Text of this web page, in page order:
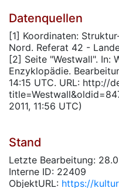
Datenquellen
[1] Koordinaten:
Nord. Referat 42 -
[2] Seite "Westwall". In:
Enzyklopädie.
14:15 UTC. URL: http://
2011, 11:56 UTC)
Stand
Letzte Bearbeitung:
Interne ID: 22409
ObjektURL: https://